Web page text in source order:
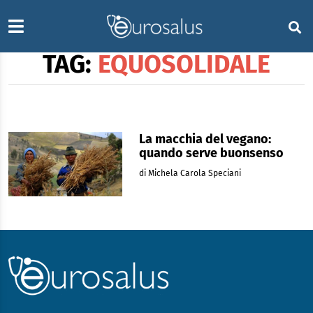
TAG: EQUOSOLIDALE
La macchia del vegano:
quando serve buonsenso
di Michela Carola Speciani